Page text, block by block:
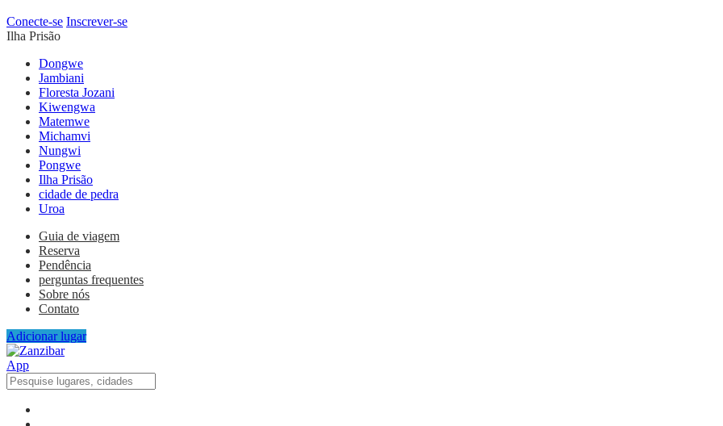
Conecte-se Inscrever-se
Ilha Prisão
Dongwe
Jambiani
Floresta Jozani
Kiwengwa
Matemwe
Michamvi
Nungwi
Pongwe
Ilha Prisão
cidade de pedra
Uroa
Guia de viagem
Reserva
Pendência
perguntas frequentes
Sobre nós
Contato
Adicionar lugar